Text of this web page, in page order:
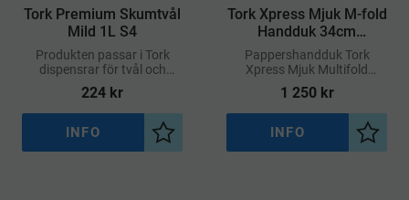
Tork Premium Skumtvål
Mild 1L S4
Produkten passar i Tork
dispensrar för tvål och
handdesinfektion som är
Easy to use-certifierade,
vilket säkerställer enkel
användning
224 kr
Lägg till i önskelista
INFO
Tork Xpress Mjuk M-fold
Handduk 34cm
Premium H2
Pappershandduk Tork
Xpress Mjuk Multifold
Premium Vit 21st
1 250kr
Lägg
INFO